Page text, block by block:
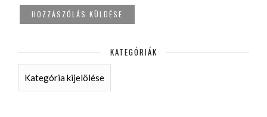
KATEGÓRIÁK
KATEGÓRIÁK